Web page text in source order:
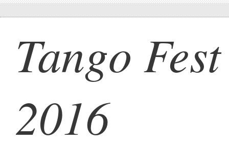
Tango
2016